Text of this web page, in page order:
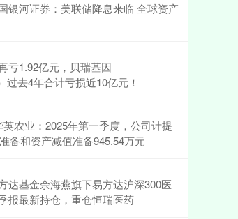
银河证券：美联储降息来临 全球资产
亏1.92亿元，贝瑞基因
过去4年合计亏损近10亿元！
农业：2025年第一季度，公司计提
备和资产减值准备945.54万元
达基金余海燕旗下易方达沪深300医
报最新持仓，重仓恒瑞医药